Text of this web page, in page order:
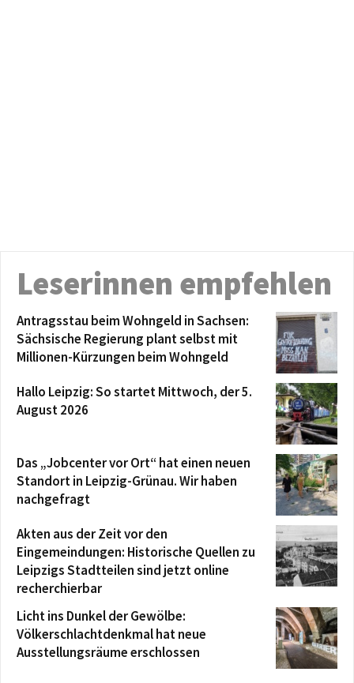
Leserinnen empfehlen
Antragsstau beim Wohngeld in Sachsen:
Sächsische Regierung plant selbst mit
Millionen-Kürzungen beim Wohngeld
Hallo Leipzig: So startet Mittwoch, der 5.
August 2026
Das „Jobcenter vor Ort“ hat einen neuen
Standort in Leipzig-Grünau. Wir haben
nachgefragt
Akten aus der Zeit vor den
Eingemeindungen: Historische Quellen zu
Leipzigs Stadtteilen sind jetzt online
recherchierbar
Licht ins Dunkel der Gewölbe:
Völkerschlachtdenkmal hat neue
Ausstellungsräume erschlossen